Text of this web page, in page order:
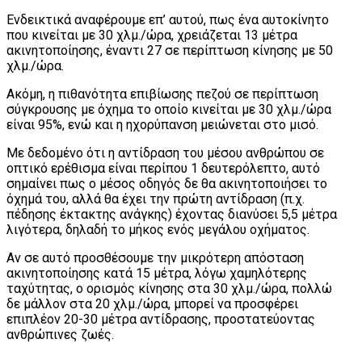
Ενδεικτικά αναφέρουμε επ’ αυτού, πως ένα αυτοκίνητο
που κινείται με 30 χλμ./ώρα, χρειάζεται 13 μέτρα
ακινητοποίησης, έναντι 27 σε περίπτωση κίνησης με 50
χλμ./ώρα.
Ακόμη, η πιθανότητα επιβίωσης πεζού σε περίπτωση
σύγκρουσης με όχημα το οποίο κινείται με 30 χλμ./ώρα
είναι 95%, ενώ και η ηχορύπανση μειώνεται στο μισό.
Με δεδομένο ότι η αντίδραση του μέσου ανθρώπου σε
οπτικό ερέθισμα είναι περίπου 1 δευτερόλεπτο, αυτό
σημαίνει πως ο μέσος οδηγός δε θα ακινητοποιήσει το
όχημά του, αλλά θα έχει την πρώτη αντίδραση (π.χ.
πέδησης έκτακτης ανάγκης) έχοντας διανύσει 5,5 μέτρα
λιγότερα, δηλαδή το μήκος ενός μεγάλου οχήματος.
Αν σε αυτό προσθέσουμε την μικρότερη απόσταση
ακινητοποίησης κατά 15 μέτρα, λόγω χαμηλότερης
ταχύτητας, ο ορισμός κίνησης στα 30 χλμ./ώρα, πολλώ
δε μάλλον στα 20 χλμ./ώρα, μπορεί να προσφέρει
επιπλέον 20-30 μέτρα αντίδρασης, προστατεύοντας
ανθρώπινες ζωές.